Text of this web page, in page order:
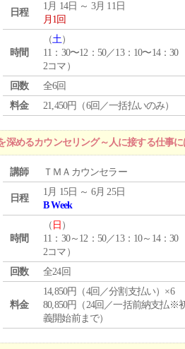
日程
1月 14日 ～ 3月 11日
月1回
時間
（土）
11：30〜12：50／13：10〜14：30
2コマ）
回数
全6回
料金
21,450円（6回／一括払いのみ）
深めるカウンセリング～人に接する仕事
講師 ＴＭＡカウンセラー
日程
1月 15日 ～ 6月 25日
B Week
時間
（ 日 ）
11：30～12：50／13：10～14：30
2コマ）
回数
全24回
料金
14,850円（4回／分割支払い）×6
80,850円（24回／一括前納支払※
義開始前まで）